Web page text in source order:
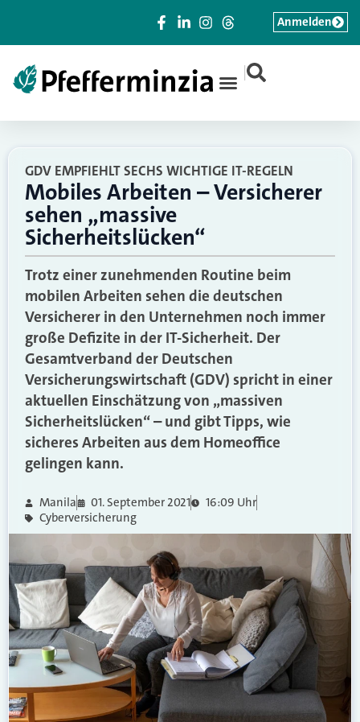
|
Anmelden
GDV EMPFIEHLT SECHS WICHTIGE IT-REGELN
Mobiles Arbeiten – Versicherer
sehen „massive
Sicherheitslücken“
Trotz einer zunehmenden Routine beim
mobilen Arbeiten sehen die deutschen
Versicherer in den Unternehmen noch immer
große Defizite in der IT-Sicherheit. Der
Gesamtverband der Deutschen
Versicherungswirtschaft (GDV) spricht in einer
aktuellen Einschätzung von „massiven
Sicherheitslücken“ – und gibt Tipps, wie
sicheres Arbeiten aus dem Homeoffice
gelingen kann.
Manila 01. September 2021
16:09 Uhr
Cyberversicherung